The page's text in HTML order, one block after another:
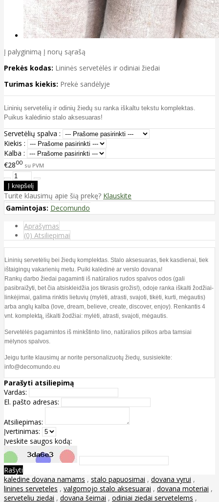
Į palyginimą Į norų sąrašą
Prekės kodas: Lininės servetėlės ir odiniai žiedai
Turimas kiekis: Prekė sandėlyje
Lininių servetėlių ir odinių žiedų su ranka iškaltu tekstu komplektas.
Puikus kalėdinio stalo aksesuaras!
Servetėlių spalva :
Kiekis :
Kalba :
€2800 su PVM
Turite klausimų apie šią prekę? Klauskite
Gamintojas: Decomundo
Aprašymas
(0) Atsiliepimai
Lininių servetėlių bei žiedų komplektas. Stalo aksesuaras, tiek kasdienai, tiek
ištaigingų vakarienių metu. Puiki kalėdinė ar verslo dovana!
Rankų darbo žiedai pagaminti iš natūralios rudos spalvos odos (gali
pasibraižyti, bet čia atsiskleidžia jos tikrasis grožis!), odoje ranka iškalti žodžiai-
linkėjimai, galima rinktis lietuvių (mylėti, atrasti, svajoti, tikėti, kurti, mėgautis)
arba anglų kalba (love, dream, believe, create, discover, enjoy). Renkantis 4
vnt. komplektą, iškalti žodžiai: mylėti, atrasti, svajoti, mėgautis.
Servetėlės pagamintos iš minkštinto lino, natūralios pilkos arba tamsiai
mėlynos spalvos.
Jeigu turite klausimų ar norite personalizuotų žiedų, susisiekite:
info@decomundo.eu
Parašyti atsiliepimą
Vardas:
El. pašto adresas:
Atsiliepimas:
Įvertinimas:
Įveskite saugos kodą:
Rašyti
kaledine dovana namams , stalo papuosimai , dovana vyrui ,
linines serveteles , valgomojo stalo aksesuarai , dovana moteriai ,
serveteliu ziedai , dovana šeimai , odiniai ziedai servetelems ,